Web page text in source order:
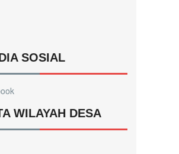
SOSIAL
WILAYAH DESA